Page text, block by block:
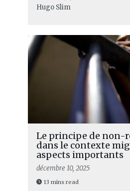
Hugo Slim
Le principe de non-
dans le contexte
aspects importants
décembre 10, 2025
13 mins read